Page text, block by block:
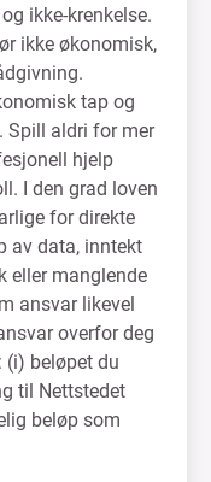
ikke-krenkelse.
ikke økonomisk,
tap og
Spill aldri for mer
hjelp
I den grad loven
for direkte
av data, inntekt
eller manglende
ansvar likevel
overfor deg
(i) beløpet du
til Nettstedet
beløp som